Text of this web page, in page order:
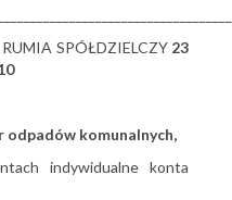
SPÓŁDZIELCZY 23
odpadów komunalnych,
indywidualne konta